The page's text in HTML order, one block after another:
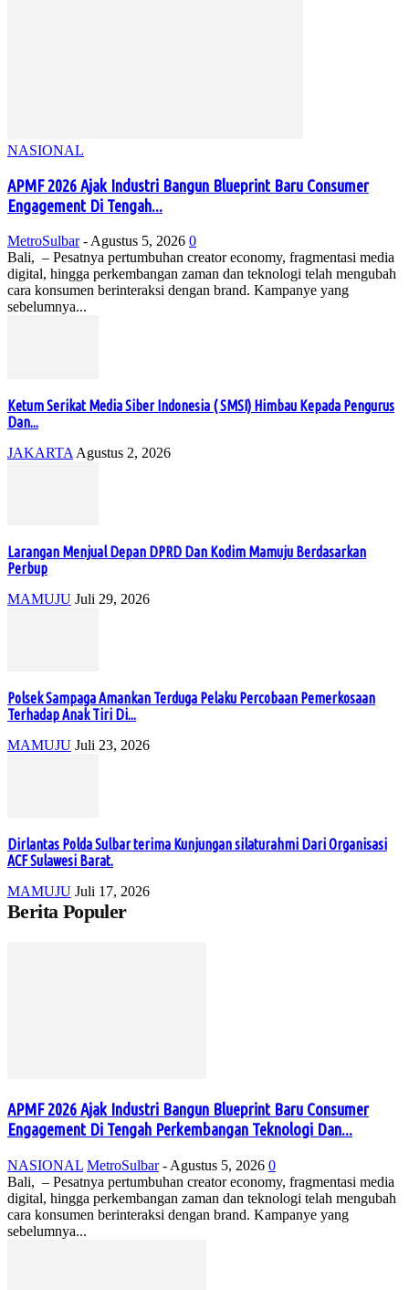
NASIONAL
APMF 2026 Ajak Industri Bangun Blueprint Baru Consumer
Engagement Di Tengah...
MetroSulbar - Agustus 5, 2026 0
Bali, – Pesatnya pertumbuhan creator economy, fragmentasi media
digital, hingga perkembangan zaman dan teknologi telah mengubah
cara konsumen berinteraksi dengan brand. Kampanye yang
sebelumnya...
Ketum Serikat Media Siber Indonesia ( SMSI) Himbau Kepada Pengurus
Dan...
JAKARTA Agustus 2, 2026
Larangan Menjual Depan DPRD Dan Kodim Mamuju Berdasarkan
Perbup
MAMUJU Juli 29, 2026
Polsek Sampaga Amankan Terduga Pelaku Percobaan Pemerkosaan
Terhadap Anak Tiri Di...
MAMUJU Juli 23, 2026
Dirlantas Polda Sulbar terima Kunjungan silaturahmi Dari Organisasi
ACF Sulawesi Barat.
MAMUJU Juli 17, 2026
Berita Populer
APMF 2026 Ajak Industri Bangun Blueprint Baru Consumer
Engagement Di Tengah Perkembangan Teknologi Dan...
NASIONAL MetroSulbar - Agustus 5, 2026 0
Bali, – Pesatnya pertumbuhan creator economy, fragmentasi media
digital, hingga perkembangan zaman dan teknologi telah mengubah
cara konsumen berinteraksi dengan brand. Kampanye yang
sebelumnya...